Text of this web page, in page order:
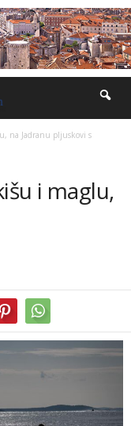
na Jadranu pljuskovi s
i maglu,